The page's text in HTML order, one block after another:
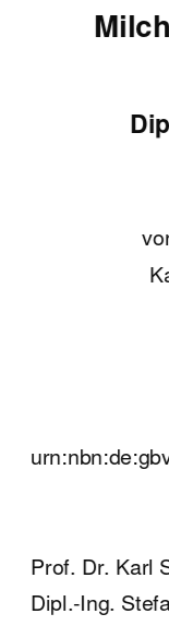
Prof.
Dr. Karl
Dipl.-Ing.